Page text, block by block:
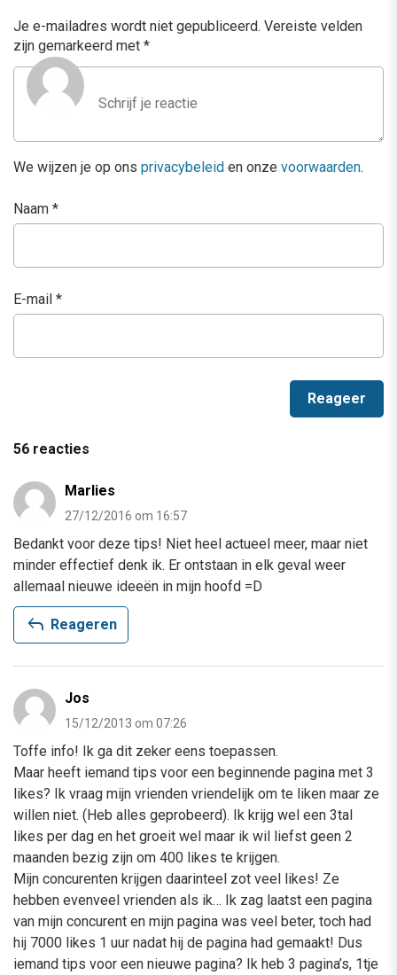
Je e-mailadres wordt niet gepubliceerd. Vereiste velden
zijn gemarkeerd met *
We wijzen je op ons privacybeleid en onze voorwaarden.
Naam *
E-mail *
56 reacties
Marlies
27/12/2016 om 16:57
Bedankt voor deze tips! Niet heel actueel meer, maar niet
minder effectief denk ik. Er ontstaan in elk geval weer
allemaal nieuwe ideeën in mijn hoofd =D
reply Reageren
Jos
15/12/2013 om 07:26
Toffe info! Ik ga dit zeker eens toepassen.
Maar heeft iemand tips voor een beginnende pagina met 3
likes? Ik vraag mijn vrienden vriendelijk om te liken maar ze
willen niet. (Heb alles geprobeerd). Ik krijg wel een 3tal
likes per dag en het groeit wel maar ik wil liefst geen 2
maanden bezig zijn om 400 likes te krijgen.
Mijn concurenten krijgen daarinteel zot veel likes! Ze
hebben evenveel vrienden als ik… Ik zag laatst een pagina
van mijn concurent en mijn pagina was veel beter, toch had
hij 7000 likes 1 uur nadat hij de pagina had gemaakt! Dus
iemand tips voor een nieuwe pagina? Ik heb 3 pagina’s, 1tje